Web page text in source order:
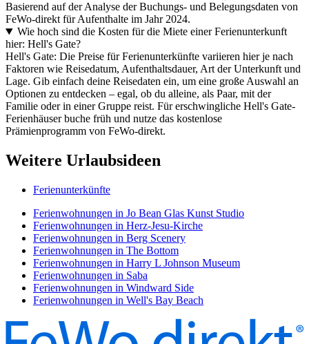
Basierend auf der Analyse der Buchungs- und Belegungsdaten von
FeWo-direkt für Aufenthalte im Jahr 2024.
Wie hoch sind die Kosten für die Miete einer Ferienunterkunft
hier: Hell's Gate?
Hell's Gate: Die Preise für Ferienunterkünfte variieren hier je nach
Faktoren wie Reisedatum, Aufenthaltsdauer, Art der Unterkunft und
Lage. Gib einfach deine Reisedaten ein, um eine große Auswahl an
Optionen zu entdecken – egal, ob du alleine, als Paar, mit der
Familie oder in einer Gruppe reist. Für erschwingliche Hell's Gate-
Ferienhäuser buche früh und nutze das kostenlose
Prämienprogramm von FeWo-direkt.
Weitere Urlaubsideen
Ferienunterkünfte
Ferienwohnungen in Jo Bean Glas Kunst Studio
Ferienwohnungen in Herz-Jesu-Kirche
Ferienwohnungen in Berg Scenery
Ferienwohnungen in The Bottom
Ferienwohnungen in Harry L Johnson Museum
Ferienwohnungen in Saba
Ferienwohnungen in Windward Side
Ferienwohnungen in Well's Bay Beach